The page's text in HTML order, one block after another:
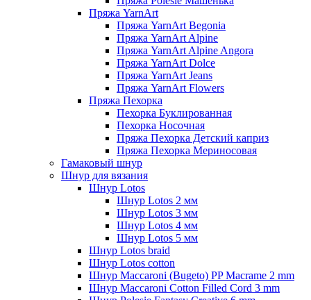
Пряжа YarnArt
Пряжа YarnArt Begonia
Пряжа YarnArt Alpine
Пряжа YarnArt Alpine Angora
Пряжа YarnArt Dolce
Пряжа YarnArt Jeans
Пряжа YarnArt Flowers
Пряжа Пехорка
Пехорка Буклированная
Пехорка Носочная
Пряжа Пехорка Детский каприз
Пряжа Пехорка Мериносовая
Гамаковый шнур
Шнур для вязания
Шнур Lotos
Шнур Lotos 2 мм
Шнур Lotos 3 мм
Шнур Lotos 4 мм
Шнур Lotos 5 мм
Шнур Lotos braid
Шнур Lotos cotton
Шнур Maccaroni (Bugeto) PP Macrame 2 mm
Шнур Maccaroni Cotton Filled Cord 3 mm